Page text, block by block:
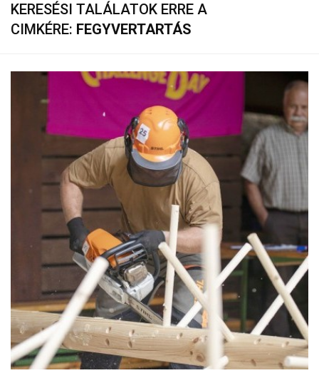
KERESÉSI TALÁLATOK ERRE A
CIMKÉRE: FEGYVERTARTÁS